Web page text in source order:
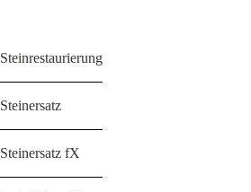
Steinrestaurierung
Steinersatz
Steinersatz fX